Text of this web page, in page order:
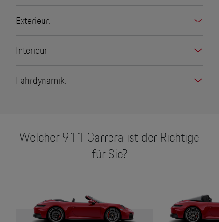
Exterieur.
Interieur
Fahrdynamik.
Welcher 911 Carrera ist der Richtige
für Sie?